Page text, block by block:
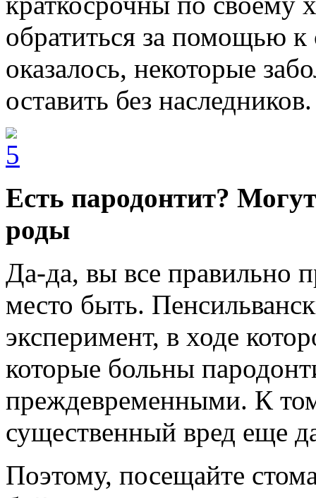
обратиться за помощью к
оказалось, некоторые
оставить без наследников.
Есть пародонтит?
роды
Да-да, вы все правильно
место быть.
эксперимент, в ходе
которые больны
преждевременными. К
существенный вред еще
Поэтому, посещайте